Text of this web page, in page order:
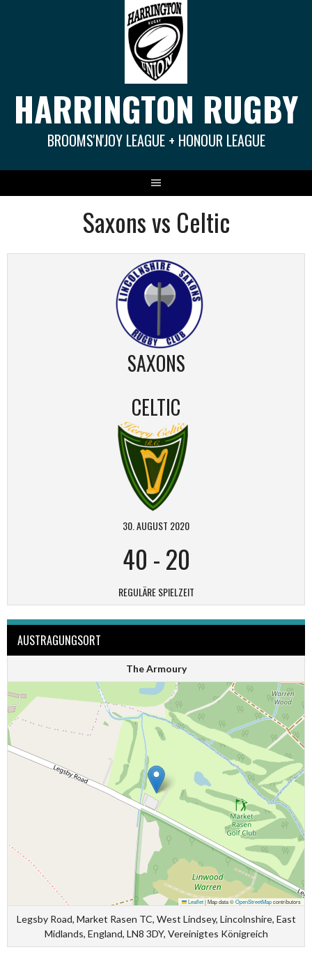
HARRINGTON RUGBY
BROOMS'N'JOY LEAGUE + HONOUR LEAGUE
Saxons vs Celtic
SAXONS
CELTIC
30. AUGUST 2020
40 -20
REGULÄRE SPIELZEIT
AUSTRAGUNGSORT
The Armoury
Leaflet|Map data ©OpenStreetMapcontributors
Legsby Road, Market Rasen TC, West Lindsey, Lincolnshire, East
Midlands, England, LN8 3DY, Vereinigtes Königreich